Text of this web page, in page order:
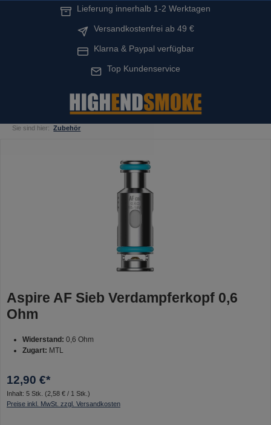
Lieferung innerhalb 1-2 Werktagen
Versandkostenfrei ab 49 €
Klarna & Paypal verfügbar
Top Kundenservice
Sie sind hier: Zubehör
Aspire AF Sieb Verdampferkopf 0,6
Ohm
Widerstand: 0,6 Ohm
Zugart: MTL
12,90 €*
Inhalt: 5 Stk. (2,58 € / 1 Stk.)
Preise inkl. MwSt. zzgl. Versandkosten